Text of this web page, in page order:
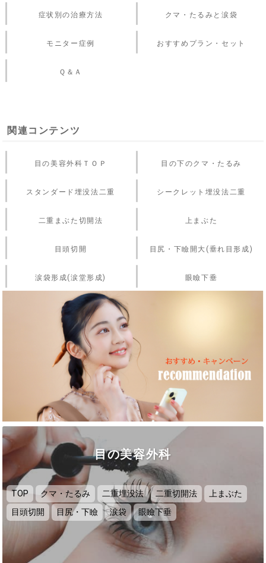
症状別の治療方法 クマ・たるみと涙袋
モニター症例 おすすめプラン・セット
Ｑ＆Ａ
関連コンテンツ
目の美容外科ＴＯＰ 目の下のクマ・たるみ
スタンダード埋没法二重 シークレット埋没法二重
二重まぶた切開法 上まぶた
目頭切開 目尻・下瞼開大(垂れ目形成)
涙袋形成(涙堂形成) 眼瞼下垂
目の美容外科
TOP クマ・たるみ 二重埋没法 二重切開法
上まぶた
目頭切開
目尻・下瞼 涙袋 眼瞼下垂